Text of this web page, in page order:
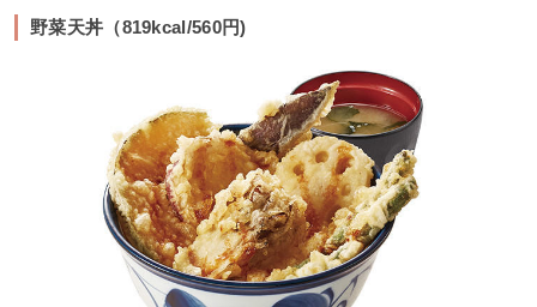
野菜天丼（819kcal/560円)